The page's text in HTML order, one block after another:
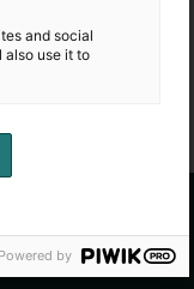
and social
also use it to
Powered by